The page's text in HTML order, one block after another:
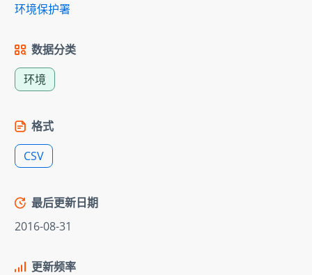
环境保护署
数据分类
环境
格式
CSV
最后更新日期
2016-08-31
更新频率